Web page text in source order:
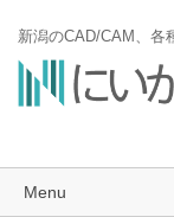
新潟のCAD/CAM、各
Menu